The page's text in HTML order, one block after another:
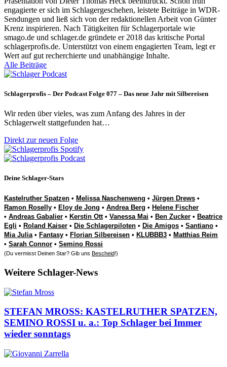
engagierte er sich im Schlagergeschehen, leistete Beiträge in WDR-
Sendungen und ließ sich von der redaktionellen Arbeit von Günter
Krenz inspirieren. Nach Tätigkeiten für Schlagerportale wie
smago.de und schlager.de gründete er 2018 das kritische Portal
schlagerprofis.de. Unterstützt von einem engagierten Team, legt er
Wert auf gut recherchierte und unabhängige Inhalte.
Alle Beiträge
Schlagerprofis – Der Podcast Folge 077 – Das neue Jahr mit Silbereisen
Wir reden über vieles, was zum Anfang des Jahres in der
Schlagerwelt stattgefunden hat…
Direkt zur neuen Folge
Deine Schlager-Stars
Kastelruther Spatzen • Melissa Naschenweng • Jürgen Drews •
Ramon Roselly • Eloy de Jong • Andrea Berg • Helene Fischer
• Andreas Gabalier • Kerstin Ott• Vanessa Mai • Ben Zucker • Beatrice
Egli • Roland Kaiser • Die Schlagerpiloten • Die Amigos • Santiano •
Mia Julia• Fantasy • Florian Silbereisen • KLUBBB3 • Matthias Reim
• Sarah Connor • Semino Rossi
(Du vermisst Deinen Star? Gib uns Bescheid!)
Weitere Schlager-News
STEFAN MROSS: KASTELRUTHER SPATZEN,
SEMINO ROSSI u. a.: Top Schlager bei Immer
wieder sonntags